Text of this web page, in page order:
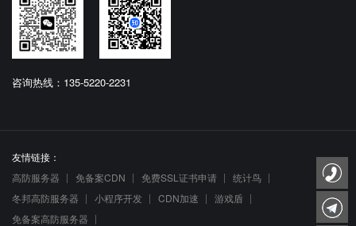
咨询热线：135-5220-2231
友情链接：
高防服务器
免备案CDN 免费SSL证书申请
统计鸟
冬邦高防服务器
小程序开发 CDN加速
游戏盾
免备案高防服务器